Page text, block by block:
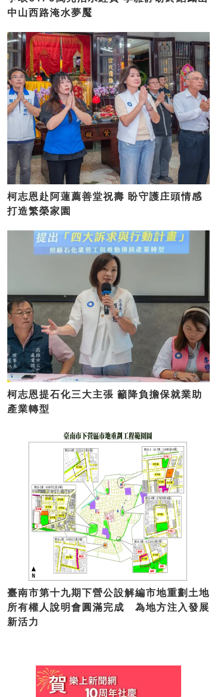
中山西路淹水夢魘
柯志恩赴阿蓮薦善堂祝壽 盼守護庄頭情感
打造繁榮家園
柯志恩提石化三大主張 籲降負擔保就業助
產業轉型
臺南市第十九期下營公設解編市地重劃土地
所有權人說明會圓滿完成 為地方注入發展
新活力